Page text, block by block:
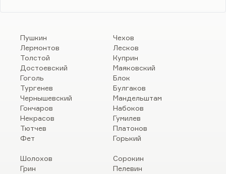
Пушкин
Лермонтов
Толстой
Достоевский
Гоголь
Тургенев
Чернышевский
Гончаров
Некрасов
Тютчев
Фет
Чехов
Лесков
Куприн
Маяковский
Блок
Булгаков
Мандельштам
Набоков
Гумилев
Платонов
Горький
Шолохов
Грин
Сорокин
Пелевин